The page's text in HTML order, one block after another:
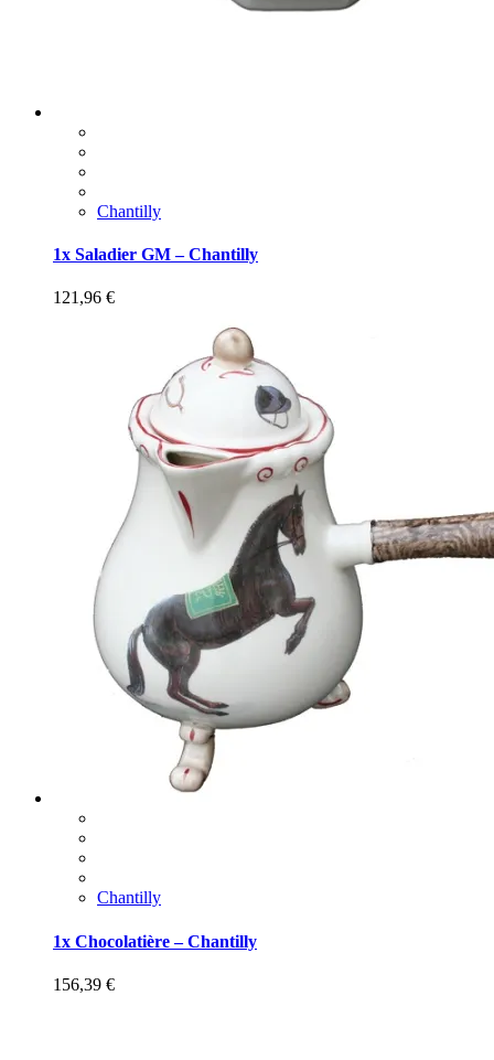
Chantilly
1x Saladier GM – Chantilly
121,96 €
Chantilly
1x Chocolatière – Chantilly
156,39 €